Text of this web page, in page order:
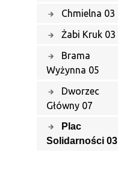
Chmielna 03
Żabi Kruk 03
Brama
Wyżynna 05
Dworzec
Główny 07
Plac
Solidarności 03